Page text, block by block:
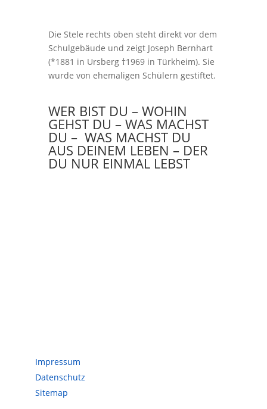
Die Stele rechts oben steht direkt vor dem
Schulgebäude und zeigt Joseph Bernhart
(*1881 in Ursberg †1969 in Türkheim). Sie
wurde von ehemaligen Schülern gestiftet.
WER BIST DU – WOHIN
GEHST DU – WAS MACHST
DU – WAS MACHST DU
AUS DEINEM LEBEN – DER
DU NUR EINMAL LEBST
Impressum
Datenschutz
Sitemap